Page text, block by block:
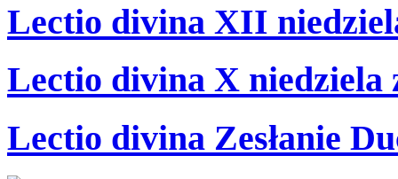
Lectio divina XII
Lectio divina X niedziela
Lectio divina Zesłanie